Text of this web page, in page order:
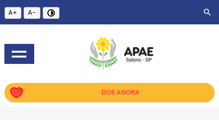
A+ A-
DOE AGORA